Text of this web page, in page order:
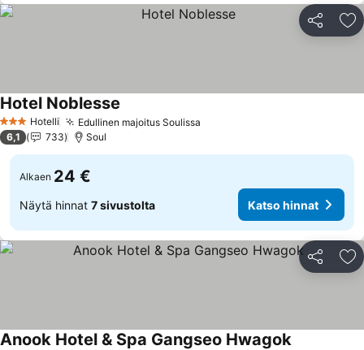
Jaa
3 Tähtiluokitus
Hotelli Edullinen majoitus Soulissa
Hotel Noblesse
6,1 733 Soul
Alkaen 24 €
Näytä hinnat 7 sivustolta Katso hinnat
Jaa
Anook Hotel & Spa Gangseo Hwagok